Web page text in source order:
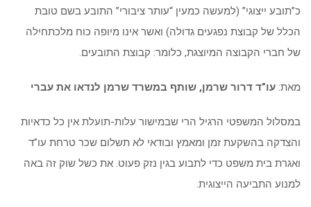
כ”תובע ייצוגי” (למעשה כמעין “עותר ציבורי” התובע בשם טובת
הכלל של קבוצת נפגעים גדולה) ואשר אינו מיופה כוח מלכתחילה
של חברי הקבוצה המיוצגת, כלומר: קבוצת התובעים.
מאת: עו”ד דרור שרמן, שותף במשרד שרמן לנדאו את עברי
במסלול המשפטי הרגיל הרי שבמישור עלות-תועלת אין כל כדאיות
והצדקה בהשקעת זמן ומאמץ ובודאי לא תשלום שכר טרחת עו”ד
ואגרת בית משפט כדי לתבוע בגין נזק פעוט. את כשל שוק זה באה
למנוע התביעה הייצוגית.